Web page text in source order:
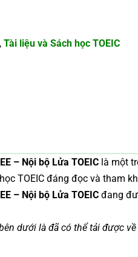
, Tài liệu và Sách học TOEIC
– Nội bộ Lửa TOEIC là một
TOEIC đáng đọc và tham
– Nội bộ Lửa TOEIC đang
dưới là đã có thể tải được